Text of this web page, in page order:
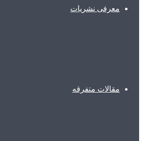
معرفی نشریات
مقالات متفرقه